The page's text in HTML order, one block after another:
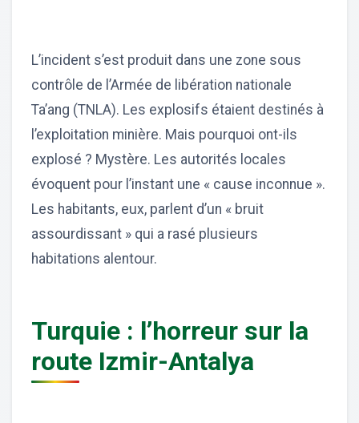
L’incident s’est produit dans une zone sous
contrôle de l’Armée de libération nationale
Ta’ang (TNLA). Les explosifs étaient destinés à
l’exploitation minière. Mais pourquoi ont-ils
explosé ? Mystère. Les autorités locales
évoquent pour l’instant une « cause inconnue ».
Les habitants, eux, parlent d’un « bruit
assourdissant » qui a rasé plusieurs
habitations alentour.
Turquie : l’horreur sur la
route Izmir-Antalya